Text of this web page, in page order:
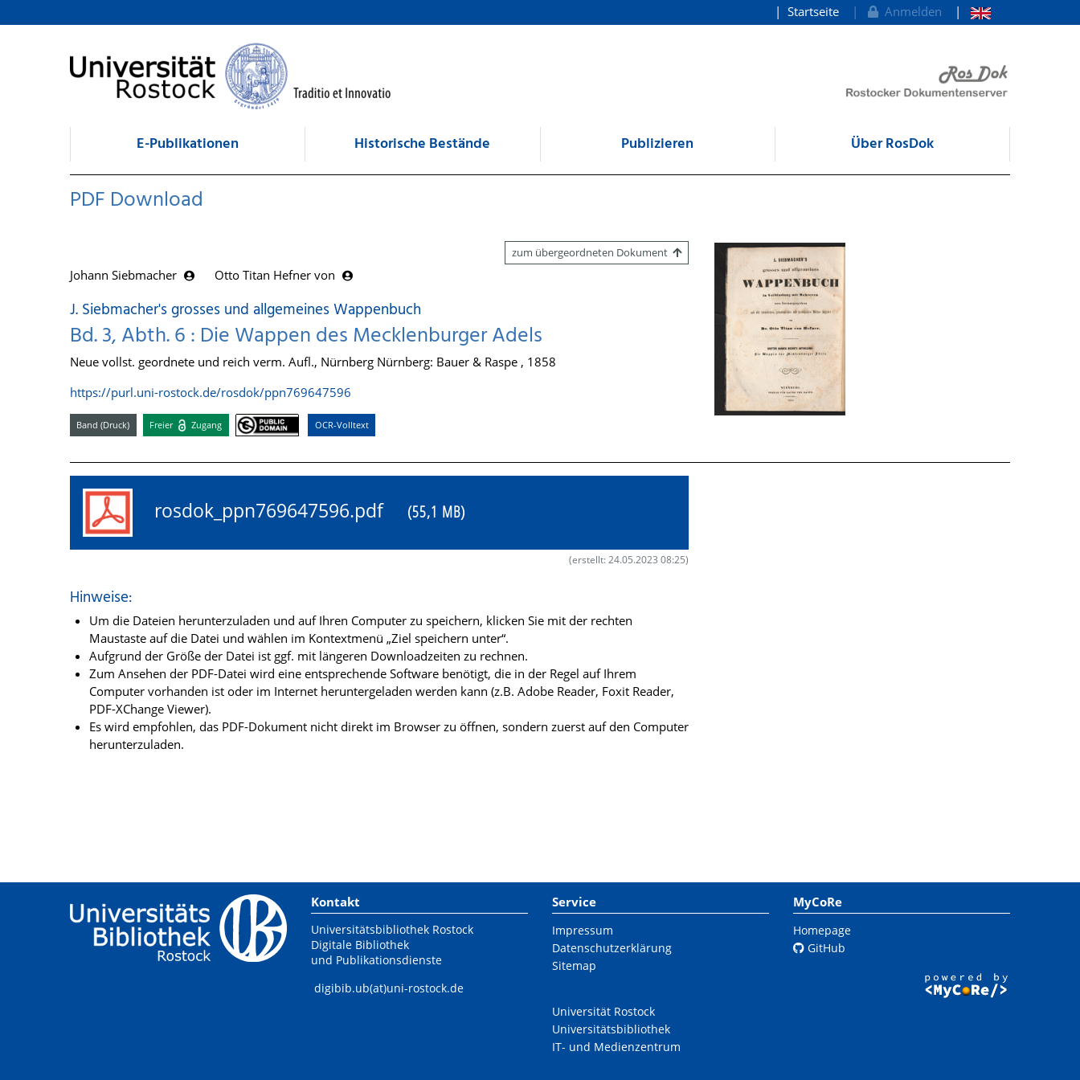
zum Inhalt
Startseite Anmelden
E-Publikationen Historische Bestände Publizieren Über RosDok
PDF Download
zum übergeordneten Dokument
Johann Siebmacher Otto Titan Hefner von
J. Siebmacher's grosses und allgemeines Wappenbuch
Bd. 3, Abth. 6 : Die Wappen des Mecklenburger Adels
Neue vollst. geordnete und reich verm. Aufl., Nürnberg Nürnberg: Bauer & Raspe , 1858
https://purl.uni-rostock.de/rosdok/ppn769647596
Band (Druck) Freier Zugang OCR-Volltext
rosdok_ppn769647596.pdf (55,1 MB)
(erstellt: 24.05.2023 08:25)
Hinweise:
Um die Dateien herunterzuladen und auf Ihren Computer zu speichern, klicken Sie mit der rechten
Maustaste auf die Datei und wählen im Kontextmenü „Ziel speichern unter“.
Aufgrund der Größe der Datei ist ggf. mit längeren Downloadzeiten zu rechnen.
Zum Ansehen der PDF-Datei wird eine entsprechende Software benötigt, die in der Regel auf Ihrem
Computer vorhanden ist oder im Internet heruntergeladen werden kann (z.B. Adobe Reader, Foxit Reader,
PDF-XChange Viewer).
Es wird empfohlen, das PDF-Dokument nicht direkt im Browser zu öffnen, sondern zuerst auf den Computer
herunterzuladen.
Kontakt
Universitätsbibliothek Rostock
Digitale Bibliothek
und Publikationsdienste
digibib.ub(at)uni-rostock.de
Service
Impressum
Datenschutzerklärung
Sitemap
Universität Rostock
Universitätsbibliothek
IT- und Medienzentrum
MyCoRe
Homepage
GitHub